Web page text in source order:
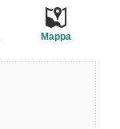
Mappa